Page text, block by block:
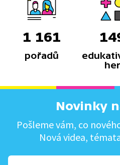
1 161
pořadů
her
Novinky
Pošleme vám, co
Nová videa,